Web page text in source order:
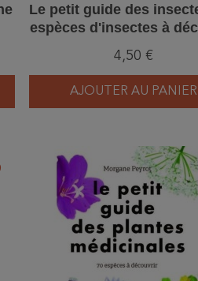
Le petit guide des
espèces d'insectes à
4,50 €
AJOUTER AU PANIER